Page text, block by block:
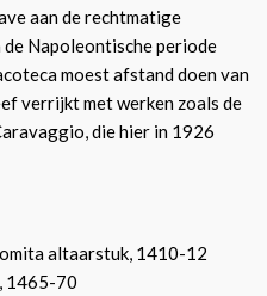
aan de rechtmatige
Napoleontische periode
moest afstand doen van
verrijkt met werken zoals de
die hier in 1926
altaarstuk, 1410-12
1465-70